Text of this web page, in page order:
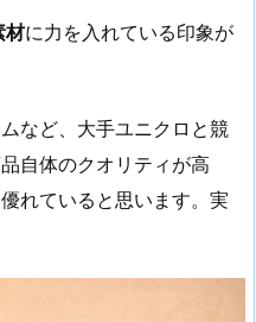
材に力を入れている印象が
など、大手ユニクロと競
自体のクオリティが高
れていると思います。実